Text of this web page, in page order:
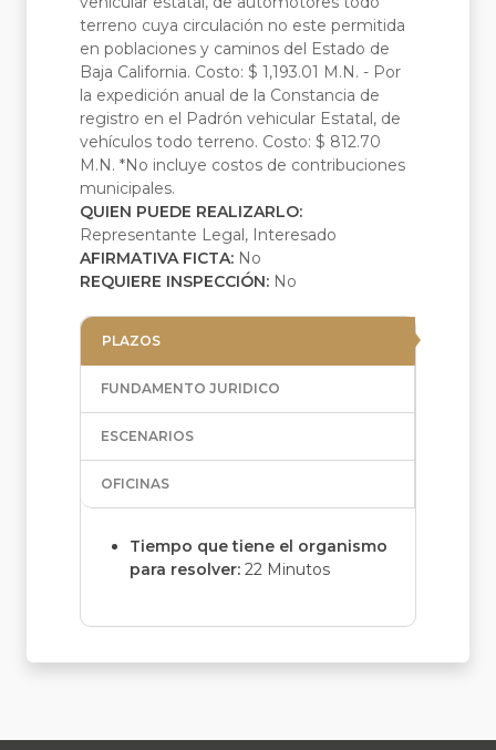
terreno cuya circulación no este permitida
en poblaciones y caminos del Estado de
Baja California. Costo: $ 1,193.01 M.N. - Por
la expedición anual de la Constancia de
registro en el Padrón vehicular Estatal, de
vehículos todo terreno. Costo: $ 812.70
M.N. *No incluye costos de contribuciones
municipales.
QUIEN PUEDE REALIZARLO:
Representante Legal, Interesado
AFIRMATIVA FICTA: No
REQUIERE INSPECCIÓN: No
PLAZOS
FUNDAMENTO JURIDICO
ESCENARIOS
OFICINAS
Tiempo que tiene el organismo
para resolver: 22 Minutos